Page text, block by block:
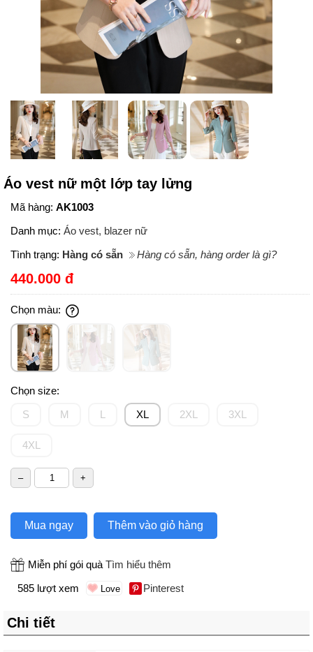
Áo vest nữ một lớp tay lửng
Mã hàng: AK1003
Danh mục: Áo vest, blazer nữ
Tình trạng: Hàng có sẵn Hàng có sẵn, hàng order là gì?
440.000 đ
Chọn màu:
Chọn size:
S
M L XL 2XL 3XL
4XL
Mua ngay Thêm vào giỏ hàng
Miễn phí gói quà Tìm hiểu thêm
585 lượt xem
Pinterest
Chi tiết